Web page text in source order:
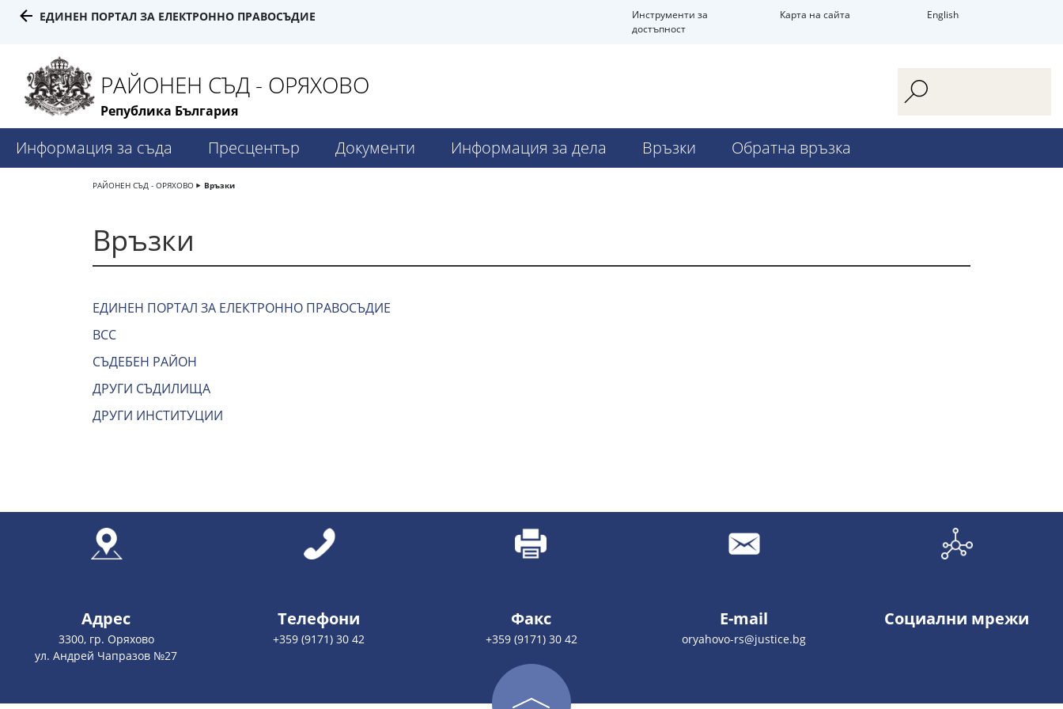
ЕДИНЕН ПОРТАЛ ЗА ЕЛЕКТРОННО ПРАВОСЪДИЕ
Инструменти за
достъпност
Карта на сайта English
РАЙОНЕН СЪД - ОРЯХОВО
Република България
Информация за съда Пресцентър Документи Информация за дела Връзки Обратна връзка
РАЙОНЕН СЪД - ОРЯХОВО Връзки
Връзки
ЕДИНЕН ПОРТАЛ ЗА ЕЛЕКТРОННО ПРАВОСЪДИЕ
ВСС
СЪДЕБЕН РАЙОН
ДРУГИ СЪДИЛИЩА
ДРУГИ ИНСТИТУЦИИ
Адрес
3300, гр. Оряхово
ул. Андрей Чапразов №27
Телефони
+359 (9171) 30 42
Факс
+359 (9171) 30 42
E-mail
oryahovo-rs@justice.bg
Социални мрежи